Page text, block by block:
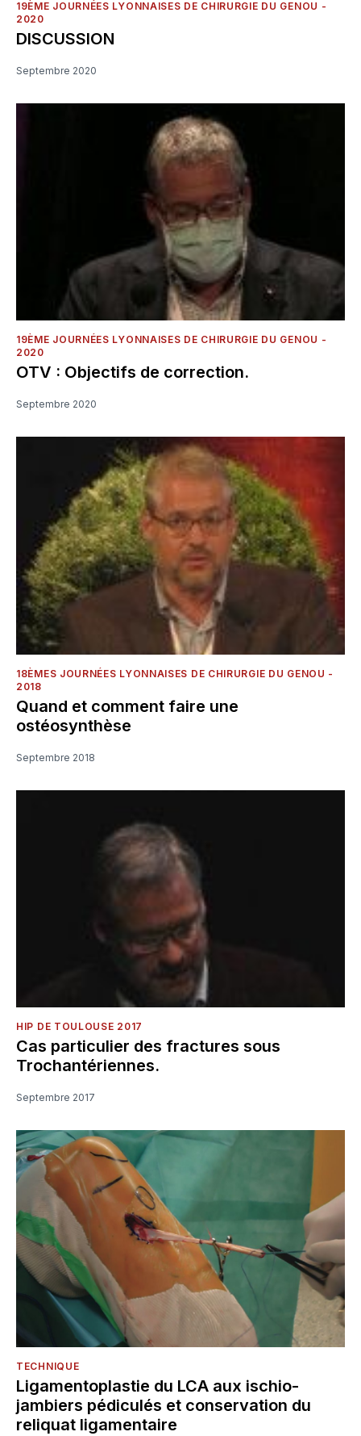
19ÈME JOURNÉES LYONNAISES DE CHIRURGIE DU GENOU -
2020
DISCUSSION
Septembre 2020
19ÈME JOURNÉES LYONNAISES DE CHIRURGIE DU GENOU -
2020
OTV : Objectifs de correction.
Septembre 2020
18ÈMES JOURNÉES LYONNAISES DE CHIRURGIE DU GENOU -
2018
Quand et comment faire une
ostéosynthèse
Septembre 2018
HIP DE TOULOUSE 2017
Cas particulier des fractures sous
Trochantériennes.
Septembre 2017
TECHNIQUE
Ligamentoplastie du LCA aux ischio-
jambiers pédiculés et conservation du
reliquat ligamentaire